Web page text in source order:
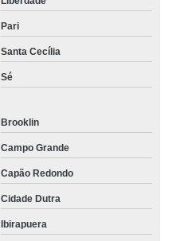
Pari
Santa Cecília
Sé
Brooklin
Campo Grande
Capão Redondo
Cidade Dutra
Ibirapuera